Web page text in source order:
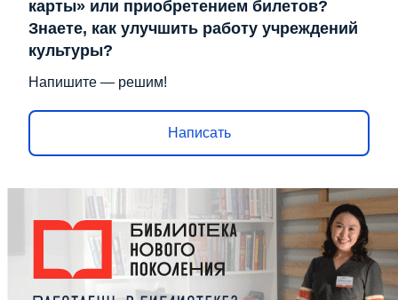
карты» или приобретением билетов?
Знаете, как улучшить работу учреждений
культуры?
Напишите — решим!
Написать